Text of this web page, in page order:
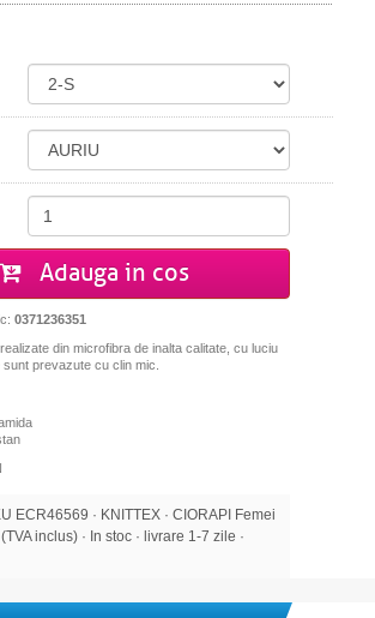
Adauga in cos
0371236351
din microfibra de inalta calitate, cu luciu
prevazute cu clin mic.
ECR46569 · KNITTEX · CIORAPI Femei
inclus) · In stoc · livrare 1-7 zile ·